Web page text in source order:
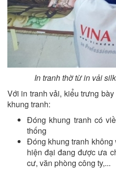
In tranh thờ từ in vải
Với in tranh vải, kiểu trưng
khung tranh:
Đóng khung tranh có
thống
Đóng khung tranh không
hiện đại đang được ưa
cư, văn phòng công ty,...